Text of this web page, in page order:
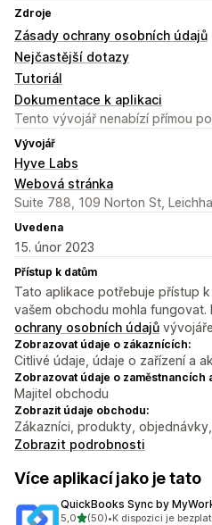
Zdroje
Zásady ochrany osobních údajů
Nejčastější dotazy
Tutoriál
Dokumentace k aplikaci
Tento vývojář nenabízí přímou
Vývojář
Hyve Labs
Webová stránka
Suite 788, 109 Norton St,
Uvedena
15. únor 2023
Přístup k datům
Tato aplikace potřebuje přístup
vašem obchodu mohla
ochrany osobních údajů
Zobrazovat údaje o zákaznících:
Citlivé údaje, údaje o zařízení a
Zobrazovat údaje o
Majitel obchodu
Zobrazit údaje obchodu:
Zákazníci, produkty,
Zobrazit podrobnosti
Více aplikací jako je tato
QuickBooks Sync by
5,0z 5 hvězd
(50)•K dispozici je